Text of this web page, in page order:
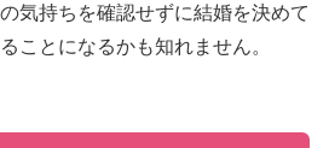
気持ちを確認せずに結婚を決めて
ことになるかも知れません。